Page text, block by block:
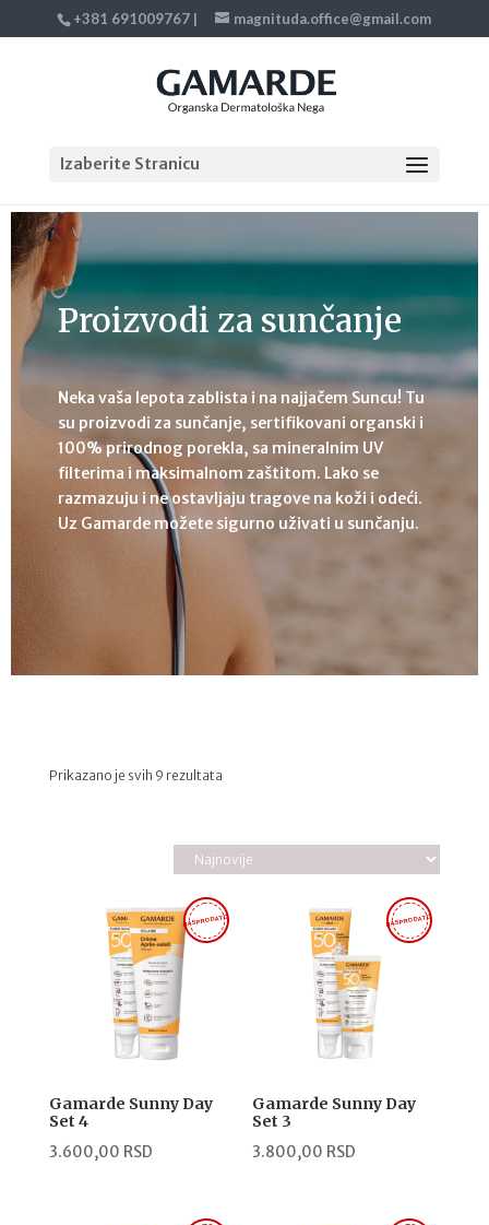
+381 691009767 | magnituda.office@gmail.com
Izaberite Stranicu
Proizvodi za sunčanje
Neka vaša lepota zablista i na najjačem Suncu! Tu
su proizvodi za sunčanje, sertifikovani organski i
100% prirodnog porekla, sa mineralnim UV
filterima i maksimalnom zaštitom. Lako se
razmazuju i ne ostavljaju tragove na koži i odeći.
Uz Gamarde možete sigurno uživati u sunčanju.
Prikazano je svih 9 rezultataSortirano
RASPRODATO
Gamarde Sunny Day
Set 4
3.600,00 RSD
RASPRODATO
Gamarde Sunny Day
Set 3
3.800,00 RSD